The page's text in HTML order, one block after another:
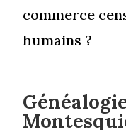
commerce
humains ?